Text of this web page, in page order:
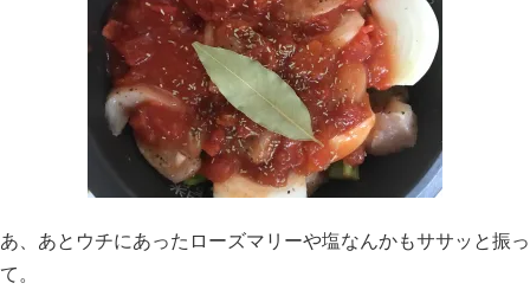
あ、あとウチにあったローズマリーや塩なんかもササッと振っ
て。